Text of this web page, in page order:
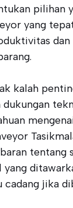
pilihan
yang
kalah
dukungan
tentang
yang
cadang jika